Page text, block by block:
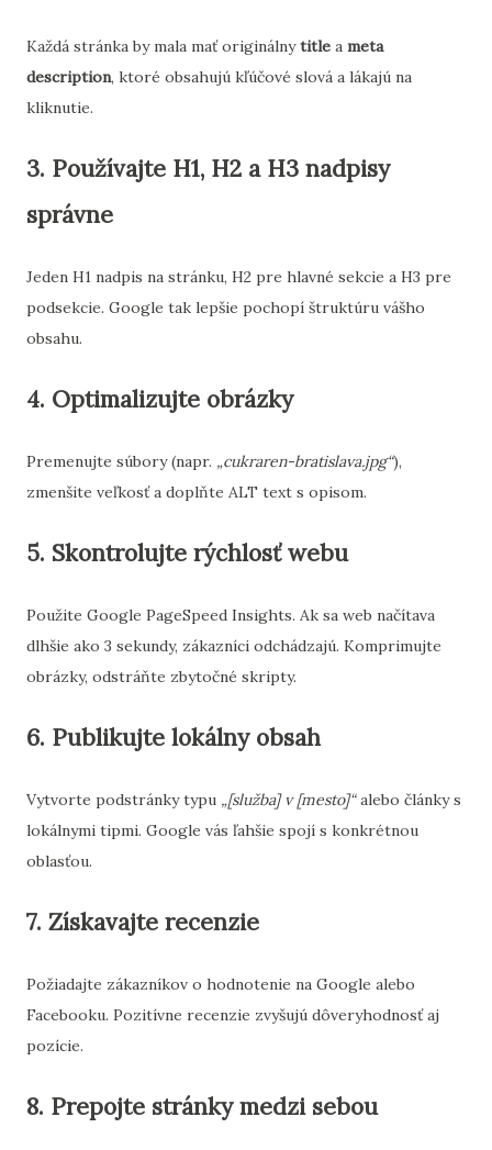
Každá stránka by mala mať originálnytitle a meta
description, ktoré obsahujú kľúčové slová a lákajú na
kliknutie.
3. Používajte H1, H2 a H3 nadpisy
správne
Jeden H1 nadpis na stránku, H2 pre hlavné sekcie a H3 pre
podsekcie. Google tak lepšie pochopí štruktúru vášho
obsahu.
4. Optimalizujte obrázky
Premenujte súbory (napr. „cukraren-bratislava.jpg“),
zmenšite veľkosť a doplňte ALT text s opisom.
5. Skontrolujte rýchlosť webu
Použite Google PageSpeed Insights. Ak sa web načítava
dlhšie ako 3 sekundy, zákazníci odchádzajú. Komprimujte
obrázky, odstráňte zbytočné skripty.
6. Publikujte lokálny obsah
Vytvorte podstránky typu „[služba] v [mesto]“alebo články s
lokálnymi tipmi. Google vás ľahšie spojí s konkrétnou
oblasťou.
7. Získavajte recenzie
Požiadajte zákazníkov o hodnotenie na Google alebo
Facebooku. Pozitívne recenzie zvyšujú dôveryhodnosť aj
pozície.
8. Prepojte stránky medzi sebou